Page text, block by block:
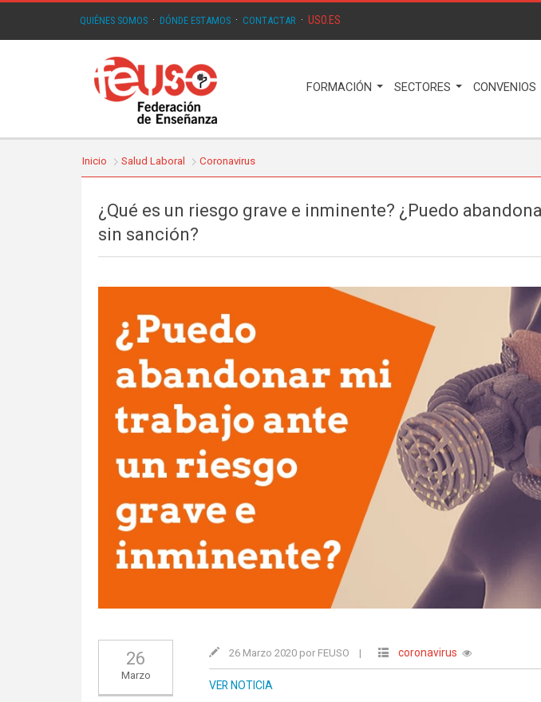
QUIÉNES SOMOS · DÓNDE ESTAMOS · CONTACTAR · USO.ES
FORMACIÓN SECTORES CONVENIOS
Inicio Salud Laboral Coronavirus
¿Qué es un riesgo grave e inminente? ¿Puedo
sin sanción?
26
Marzo
26 Marzo 2020 por FEUSO | coronavirus
VER NOTICIA